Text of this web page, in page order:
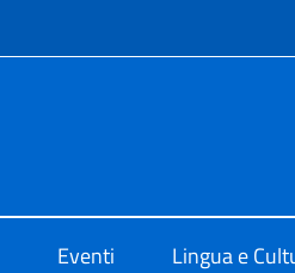
Eventi Lingua e